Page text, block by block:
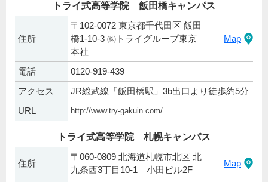
トライ式高等学院 飯田橋キャンパス
住所
〒102-0072 東京都千代田区 飯田
橋1-10-3 ㈱トライグループ東京
本社
Map
電話
0120-919-439
アクセス
JR総武線「飯田橋駅」3b出口より徒歩約5分
URL
http://www.try-gakuin.com/
トライ式高等学院 札幌キャンパス
住所
〒060-0809 北海道札幌市北区 北
九条西3丁目10-1 小田ビル2F
Map